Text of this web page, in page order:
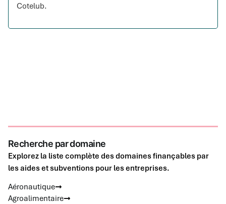
Cotelub.
Recherche par domaine
Explorez la liste complète des domaines finançables par
les aides et subventions pour les entreprises.
Aéronautique
Agroalimentaire